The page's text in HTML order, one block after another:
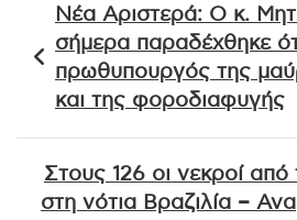
άρθρων
Νέα Αριστερά: Ο κ.
σήμερα παραδέχθηκε
πρωθυπουργός της
και της φοροδιαφυγής
Στους 126 οι νεκροί από
στη νότια Βραζιλία –